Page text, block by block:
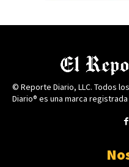
© Reporte Diario, LLC. Todos
Diario® es una marca registrada